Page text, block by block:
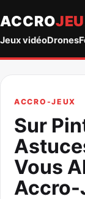
ACCRO
Jeux vidéoDrones
ACCRO-JEUX
Sur
Vous
Accro-